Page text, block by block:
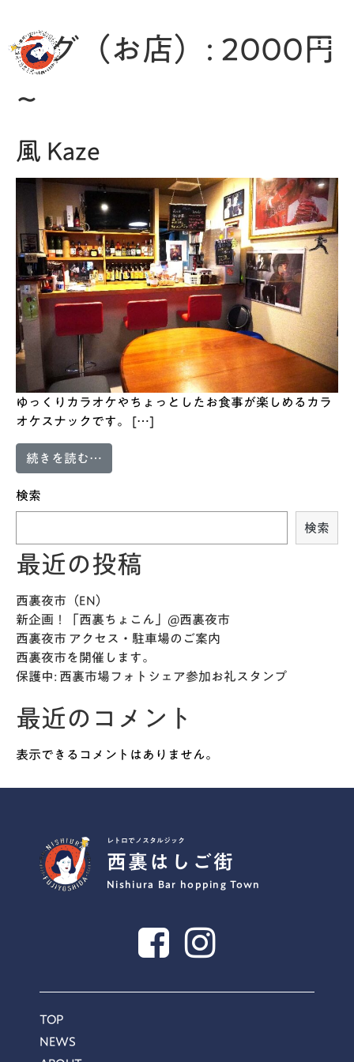
タグ（お店）: 2000円
~
風 Kaze
ゆっくりカラオケやちょっとしたお食事が楽しめるカラ
オケスナックです。 […]
続きを読む…
検索
検索
最近の投稿
西裏夜市（EN）
新企画！「西裏ちょこん」@西裏夜市
西裏夜市 アクセス・駐車場のご案内
西裏夜市を開催します。
保護中: 西裏市場フォトシェア参加お礼スタンプ
最近のコメント
表示できるコメントはありません。
レトロでノスタルジック
西裏はしご街
Nishiura Bar hopping Town
TOP
NEWS